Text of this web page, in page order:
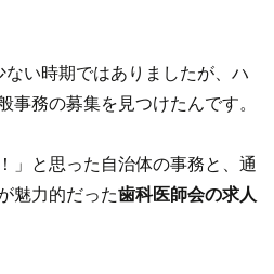
い時期ではありましたが、ハ
事務の募集を見つけたんです。
」と思った自治体の事務と、通
魅力的だった歯科医師会の求人